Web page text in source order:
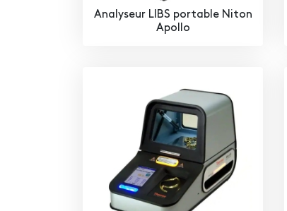
Analyseur LIBS portable Niton
Apollo